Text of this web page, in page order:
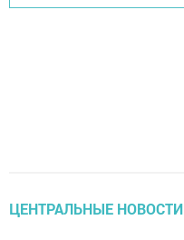
ЦЕНТРАЛЬНЫЕ НОВОСТИ